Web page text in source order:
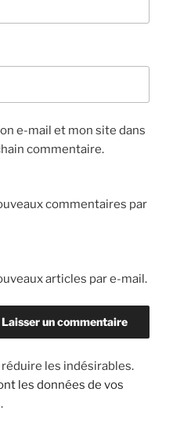
e-mail et mon site dans
commentaire.
commentaires par
articles par e-mail.
les indésirables.
les données de vos
.